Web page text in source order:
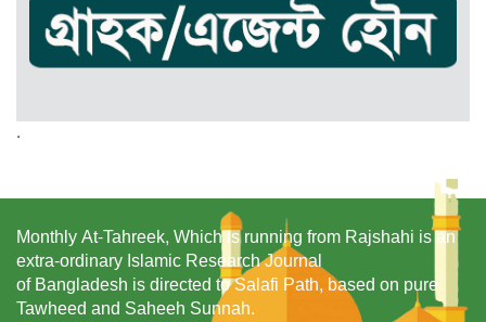
.
Monthly At-Tahreek, Which is running from Rajshahi is an
extra-ordinary Islamic Research Journal
of Bangladesh is directed to Salafi Path, based on pure
Tawheed and Saheeh Sunnah.